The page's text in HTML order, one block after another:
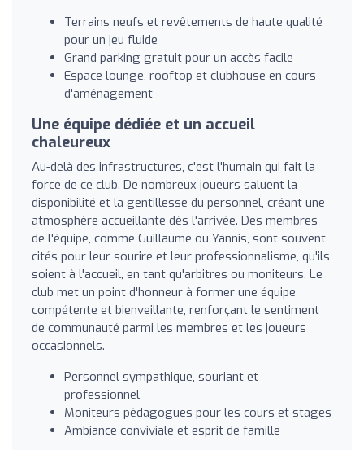
Terrains neufs et revêtements de haute qualité
pour un jeu fluide
Grand parking gratuit pour un accès facile
Espace lounge, rooftop et clubhouse en cours
d'aménagement
Une équipe dédiée et un accueil
chaleureux
Au-delà des infrastructures, c'est l'humain qui fait la
force de ce club. De nombreux joueurs saluent la
disponibilité et la gentillesse du personnel, créant une
atmosphère accueillante dès l'arrivée. Des membres
de l'équipe, comme Guillaume ou Yannis, sont souvent
cités pour leur sourire et leur professionnalisme, qu'ils
soient à l'accueil, en tant qu'arbitres ou moniteurs. Le
club met un point d'honneur à former une équipe
compétente et bienveillante, renforçant le sentiment
de communauté parmi les membres et les joueurs
occasionnels.
Personnel sympathique, souriant et
professionnel
Moniteurs pédagogues pour les cours et stages
Ambiance conviviale et esprit de famille